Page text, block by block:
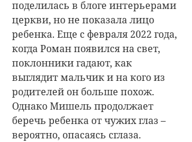
поделилась в блоге интерьерами
церкви, но не показала лицо
ребенка. Еще с февраля 2022 года,
когда Роман появился на свет,
поклонники гадают, как
выглядит мальчик и на кого из
родителей он больше похож.
Однако Мишель продолжает
беречь ребенка от чужих глаз –
вероятно, опасаясь сглаза.